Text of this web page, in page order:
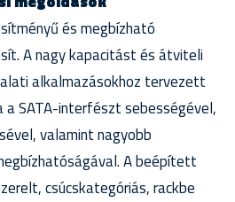
és megbízható
A nagy kapacitást és átviteli
alkalmazásokhoz tervezett
SATA-interfészt sebességével,
valamint nagyobb
A beépített
csúcskategóriás, rackbe